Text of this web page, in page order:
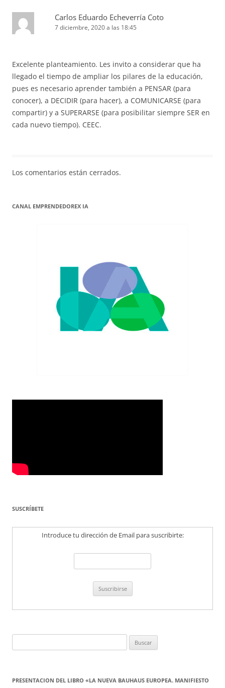
Carlos Eduardo Echeverría Coto
7 diciembre, 2020 a las 18:45
Excelente planteamiento. Les invito a considerar que ha
llegado el tiempo de ampliar los pilares de la educación,
pues es necesario aprender también a PENSAR (para
conocer), a DECIDIR (para hacer), a COMUNICARSE (para
compartir) y a SUPERARSE (para posibilitar siempre SER en
cada nuevo tiempo). CEEC.
Los comentarios están cerrados.
CANAL EMPRENDEDOREX IA
SUSCRÍBETE
Introduce tu dirección de Email para suscribirte:
PRESENTACION DEL LIBRO «LA NUEVA BAUHAUS EUROPEA. MANIFIESTO